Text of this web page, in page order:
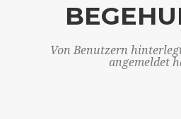
Von Benutzern
angemeldet